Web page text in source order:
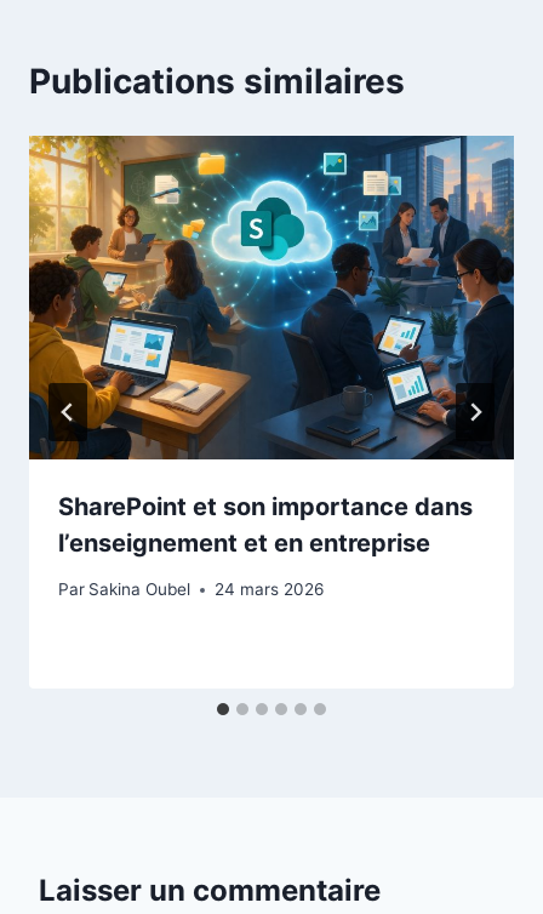
Publications similaires
SharePoint et son importance dans
l’enseignement et en entreprise
Par Sakina Oubel 24 mars 2026
Laisser un commentaire